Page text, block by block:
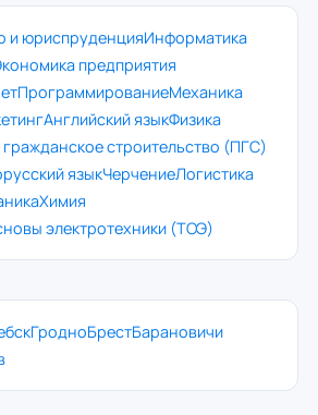
и юриспруденцияИнформатика
предприятия
ПрограммированиеМеханика
Английский языкФизика
строительство (ПГС)
языкЧерчениеЛогистика
Химия
электротехники (ТОЭ)
ГродноБрестБарановичи